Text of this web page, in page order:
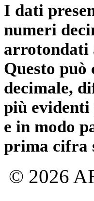
I dati
numeri
arrotondati
Questo
decimale,
più
e in modo
prima cifra
© 2026